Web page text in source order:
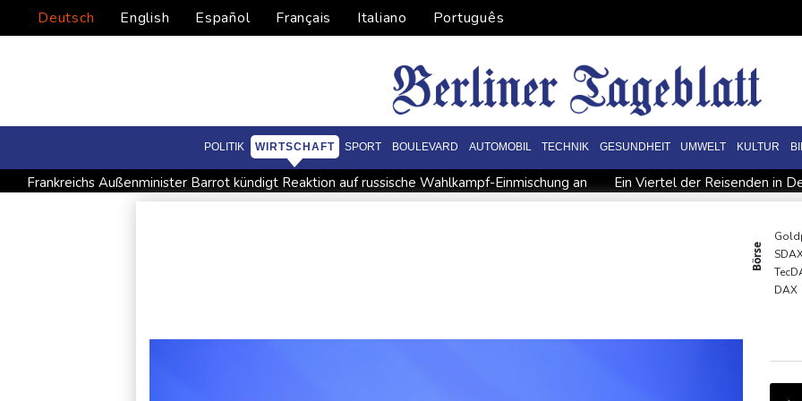
Deutsch English Español Français Italiano Português
POLITIK WIRTSCHAFT SPORT BOULEVARD AUTOMOBIL TECHNIK GESUNDHEIT UMWELT KULTUR
Frankreichs Außenminister Barrot kündigt Reaktion auf russische Wahlkampf-Einmischung an
Ein Viertel der Reisenden in
Medien: Türkischer Präsident Erdogan zu Dreiergipfel in
Weniger Falschgeld im ersten
Urteil: Nähe zu Muslimbruderschaft kann
Börse
DAX